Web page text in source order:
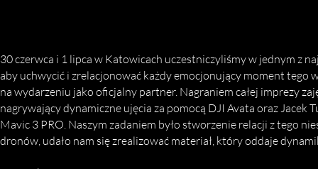
30 czerwca i 1 lipca w Katowicach uczestniczyliśmy w jednym z
aby uchwycić i zrelacjonować każdy emocjonujący moment tego
na wydarzeniu jako oficjalny partner. Nagraniem całej imprezy
nagrywający dynamiczne ujęcia za pomocą DJI Avata oraz
Mavic 3 PRO. Naszym zadaniem było stworzenie relacji z tego
dronów, udało nam się zrealizować materiał, który oddaje